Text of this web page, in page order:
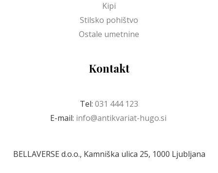
Kipi
Stilsko pohištvo
Ostale umetnine
Kontakt
Tel: 031 444 123
E-mail: info@antikvariat-hugo.si
BELLAVERSE d.o.o., Kamniška ulica 25, 1000 Ljubljana